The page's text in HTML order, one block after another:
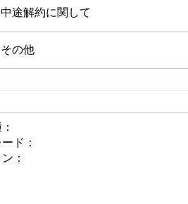
中途解約に関して
その他